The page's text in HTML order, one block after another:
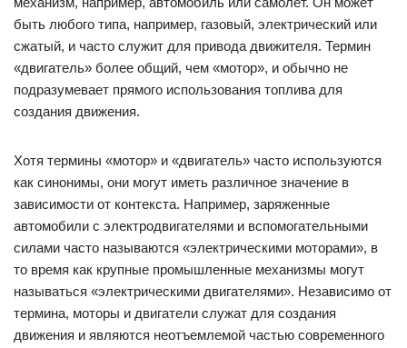
силами часто называются «электрическими моторами», в
то время как крупные промышленные механизмы могут
называться «электрическими двигателями». Независимо от
термина, моторы и двигатели служат для создания
движения и являются неотъемлемой частью современного
мира техники и механики.
Что такое мотор?
Мотор– это устройство, которое превращает энергию из
какого-то вида топлива в энергию, которая двигает
транспортное средство или другое устройство. Они могут
быть электрическими, газовыми или работать на жидком
топливе. Как правило, в автомобилях использование слова
«мотор» относится к двигателю внутреннего сгорания.